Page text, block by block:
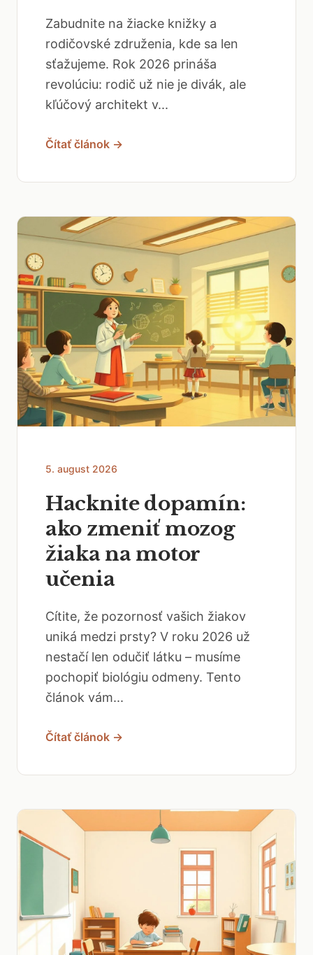
Zabudnite na žiacke knižky a
rodičovské združenia, kde sa len
sťažujeme. Rok 2026 prináša
revolúciu: rodič už nie je divák, ale
kľúčový architekt v...
Čítať článok →
5. august 2026
Hacknite dopamín:
ako zmeniť mozog
žiaka na motor
učenia
Cítite, že pozornosť vašich žiakov
uniká medzi prsty? V roku 2026 už
nestačí len odučiť látku – musíme
pochopiť biológiu odmeny. Tento
článok vám...
Čítať článok →